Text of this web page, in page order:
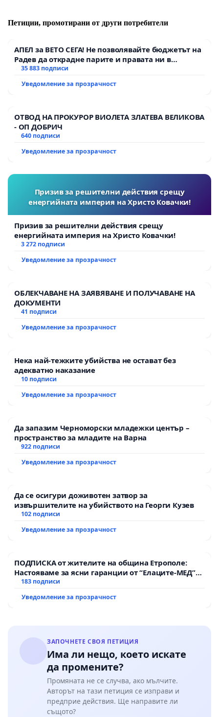
Петиции, промотирани от други потребители
АПЕЛ за ВЕТО СЕГА! Не позволявайте бюджетът на
Радев да открадне парите и правата ни в
тъмното
35 883 подписи
Уведомление за прозрачност
ОТВОД НА ПРОКУРОР ВИОЛЕТА ЗЛАТЕВА ВЕЛИКОВА
- ОП ДОБРИЧ
640 подписи
Уведомление за прозрачност
Призив за решителни действия срещу
енергийната империя на Христо Ковачки!
Призив за решителни действия срещу
енергийната империя на Христо Ковачки!
3 272 подписи
Уведомление за прозрачност
ОБЛЕКЧАВАНЕ НА ЗАЯВЯВАНЕ И ПОЛУЧАВАНЕ НА
ДОКУМЕНТИ
41 подписи
Уведомление за прозрачност
Нека най-тежките убийства не остават без
адекватно наказание
10 подписи
Уведомление за прозрачност
Да запазим Черноморски младежки център –
пространство за младите на Варна
922 подписи
Уведомление за прозрачност
Да се осигури доживотен затвор за
извършителите на убийството на Георги Кузев
102 подписи
Уведомление за прозрачност
ПОДПИСКА от жителите на община Етрополе:
Настояваме за ясни гаранции от “Елаците-МЕД”
АД и от държавата, че ще се изпълнят всички
183 подписи
Уведомление за прозрачност
ЗАПОЧНЕТЕ СВОЯ ПЕТИЦИЯ
Има ли нещо, което искате
да промените?
Промяната не се случва, ако мълчите.
Авторът на тази петиция се изправи и
предприе действия. Ще направите ли
същото?